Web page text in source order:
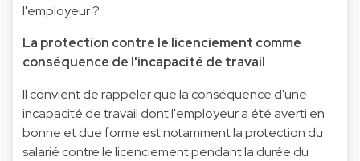
l'employeur ?
La protection contre le licenciement comme
conséquence de l'incapacité de travail
Il convient de rappeler que la conséquence d'une
incapacité de travail dont l'employeur a été averti en
bonne et due forme est notamment la protection du
salarié contre le licenciement pendant la durée du